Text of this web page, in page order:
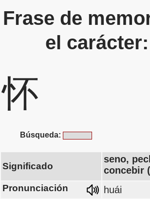
Frase de
el
怀
Búsqueda:
Significado
seno,
concebir
Pronunciación huái